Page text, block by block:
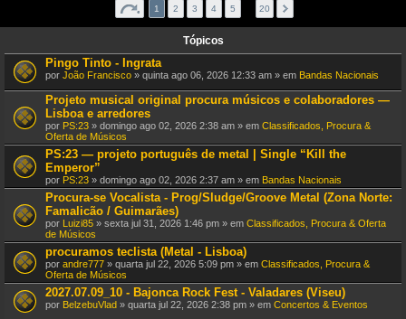
1 2 3 4 5 20
Tópicos
Pingo Tinto - Ingrata
por João Francisco » quinta ago 06, 2026 12:33 am » em Bandas Nacionais
Projeto musical original procura músicos e colaboradores —
Lisboa e arredores
por PS:23 » domingo ago 02, 2026 2:38 am » em Classificados, Procura &
Oferta de Músicos
PS:23 — projeto português de metal | Single “Kill the
Emperor”
por PS:23 » domingo ago 02, 2026 2:37 am » em Bandas Nacionais
Procura-se Vocalista - Prog/Sludge/Groove Metal (Zona Norte:
Famalicão / Guimarães)
por Luizi85 » sexta jul 31, 2026 1:46 pm » em Classificados, Procura & Oferta
de Músicos
procuramos teclista (Metal - Lisboa)
por andre777 » quarta jul 22, 2026 5:09 pm » em Classificados, Procura &
Oferta de Músicos
2027.07.09_10 - Bajonca Rock Fest - Valadares (Viseu)
por BelzebuVlad » quarta jul 22, 2026 2:38 pm » em Concertos & Eventos